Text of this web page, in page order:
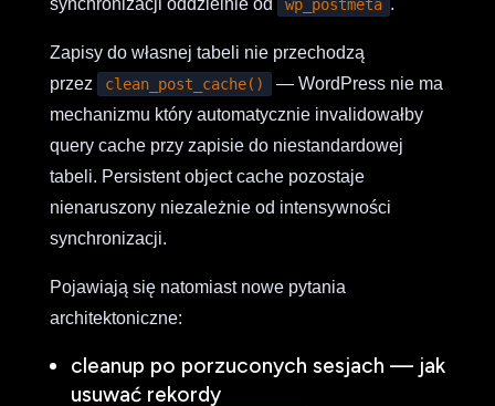
wp_postmeta
Zapisy do własnej tabeli nie przechodzą
przez
clean_post_cache()
— WordPress nie ma
mechanizmu który automatycznie invalidowałby
query cache przy zapisie do niestandardowej
tabeli. Persistent object cache pozostaje
nienaruszony niezależnie od intensywności
synchronizacji.
Pojawiają się natomiast nowe pytania
architektoniczne:
cleanup po porzuconych sesjach — jak
usuwać rekordy